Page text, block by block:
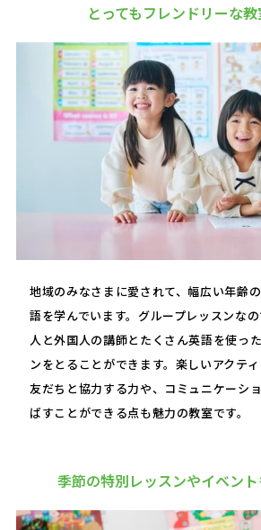
とってもフレンドリーな
地域のみなさまに愛されて、幅広い年齢
語を学んでいます。グループレッスンな
人と外国人の講師とたくさん英語を使っ
ンをとることができます。楽しいアクテ
友だちと協力する力や、コミュニケーシ
ばすことができる点も魅力の教室です。
季節の特別レッスンやイベン